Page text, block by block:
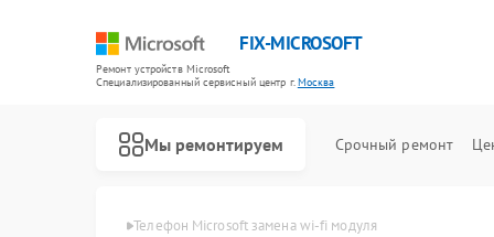
FIX-MICROSOFT
Ремонт устройств Microsoft
Специализированный cервисный центр г.Москва
Мы ремонтируем Срочный ремонт
Microsoft в Москве Телефон Microsoft замена wi-fi модуля